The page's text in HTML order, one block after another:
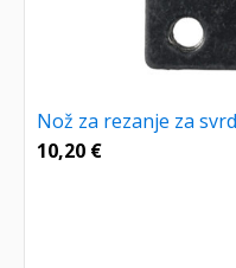
Nož za rezanje za
10,20 €